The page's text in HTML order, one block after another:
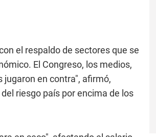
el respaldo de sectores que se
El Congreso, los medios,
jugaron en contra", afirmó,
riesgo país por encima de los